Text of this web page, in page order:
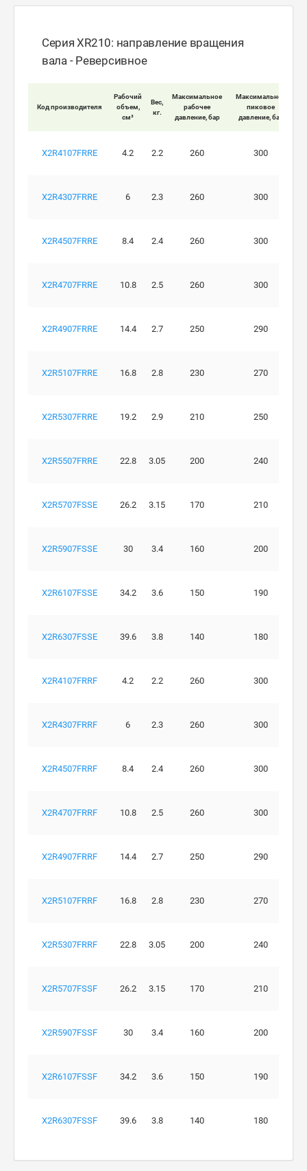
Серия XR210: направление вращения
вала - Реверсивное
Код производителя
Рабочий
объем,
см³
Вес,
кг.
Максимальное
рабочее
давление, бар
Максимальное
пиковое
давление, бар
X2R4107FRRE 4.2 2.2 260 300
X2R4307FRRE 6 2.3 260 300
X2R4507FRRE 8.4 2.4 260 300
X2R4707FRRE 10.8 2.5 260 300
X2R4907FRRE 14.4 2.7 250 290
X2R5107FRRE 16.8 2.8 230 270
X2R5307FRRE 19.2 2.9 210 250
X2R5507FRRE 22.8 3.05 200 240
X2R5707FSSE 26.2 3.15 170 210
X2R5907FSSE 30 3.4 160 200
X2R6107FSSE 34.2 3.6 150 190
X2R6307FSSE 39.6 3.8 140 180
X2R4107FRRF 4.2 2.2 260 300
X2R4307FRRF 6 2.3 260 300
X2R4507FRRF 8.4 2.4 260 300
X2R4707FRRF 10.8 2.5 260 300
X2R4907FRRF 14.4 2.7 250 290
X2R5107FRRF 16.8 2.8 230 270
X2R5307FRRF 22.8 3.05 200 240
X2R5707FSSF 26.2 3.15 170 210
X2R5907FSSF 30 3.4 160 200
X2R6107FSSF 34.2 3.6 150 190
X2R6307FSSF 39.6 3.8 140 180